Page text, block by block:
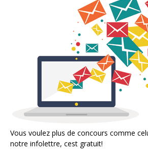
Vous voulez plus de concours comme
notre infolettre, cest gratuit!